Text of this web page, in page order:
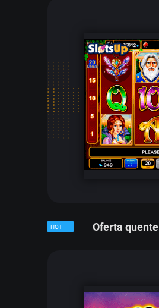
HOT Oferta quente